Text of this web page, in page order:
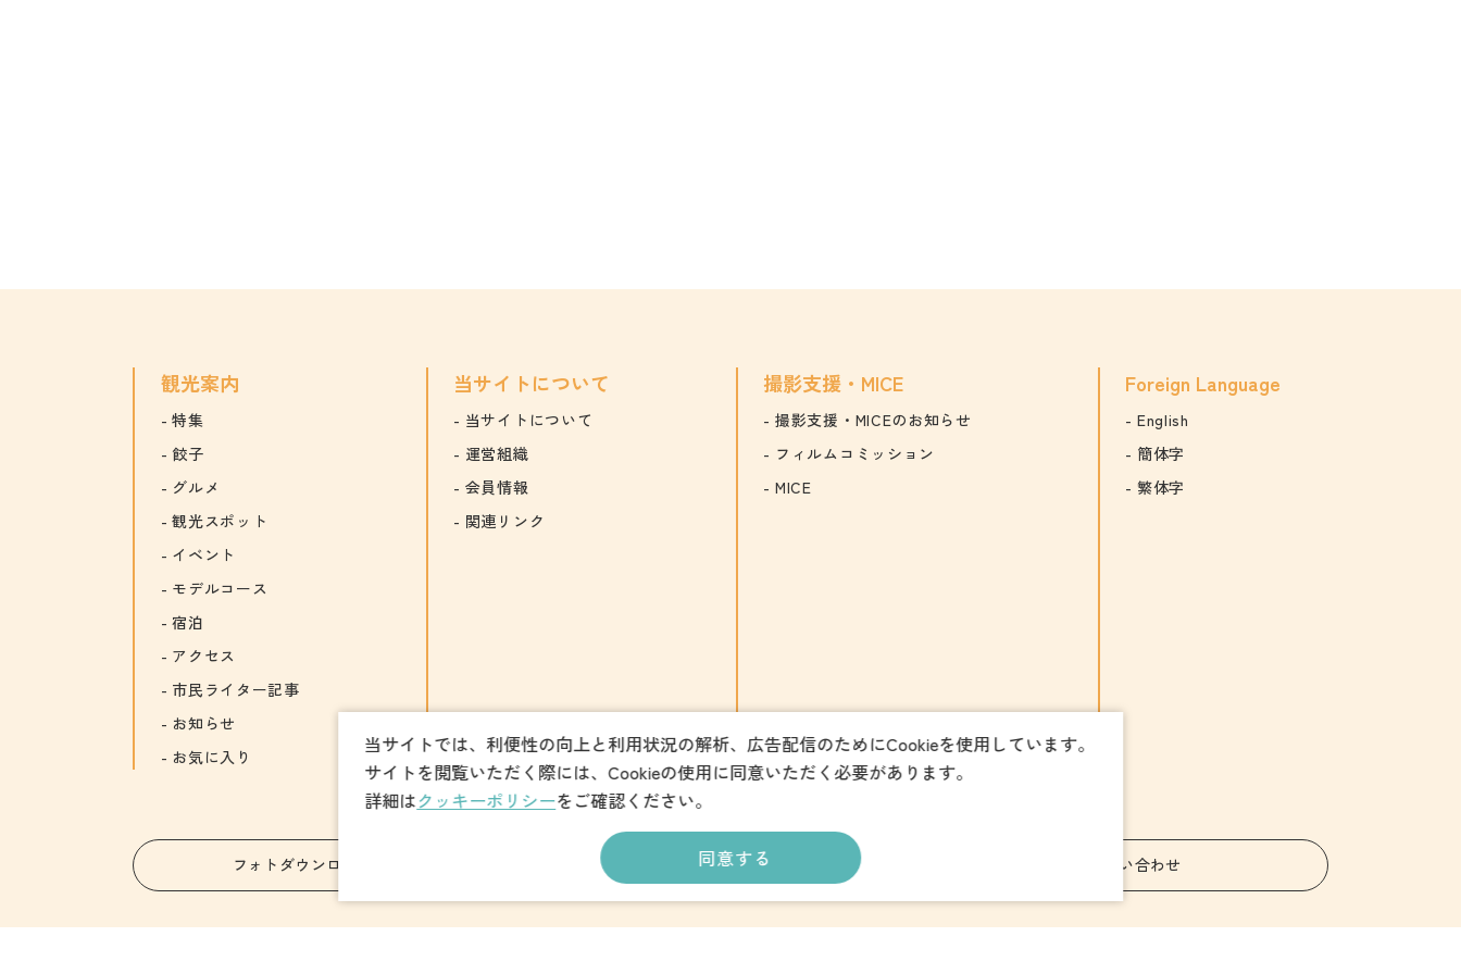
観光案内
特集
餃子
グルメ
観光スポット
イベント
モデルコース
宿泊
アクセス
市民ライター記事
お知らせ
お気に入り
当サイトについて
当サイトについて
運営組織
会員情報
関連リンク
撮影支援・MICE
撮影支援・MICEのお知らせ
フィルムコミッション
MICE
Foreign Language
English
簡体字
繁体字
フォトダウンロード パンフレットダウンロード お問い合わせ
当サイトでは、利便性の向上と利用状況の解析、広告配信のためにCookieを使用しています。
サイトを閲覧いただく際には、Cookieの使用に同意いただく必要があります。
詳細はクッキーポリシーをご確認ください。
同意する